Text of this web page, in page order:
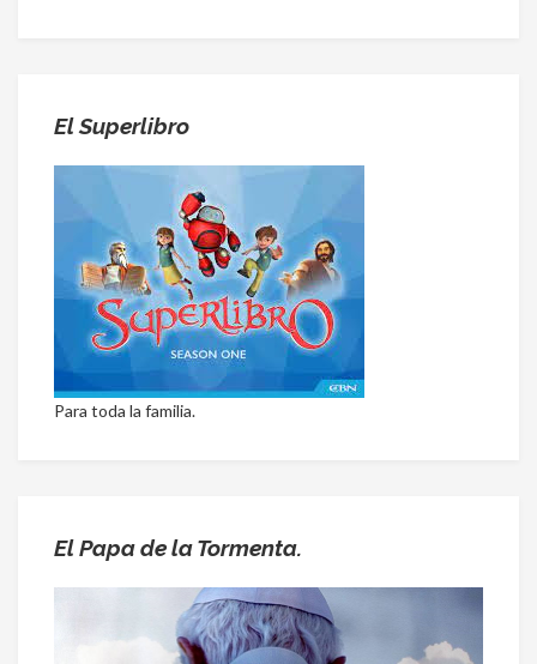
El Superlibro
Para toda la familia.
El Papa de la Tormenta.